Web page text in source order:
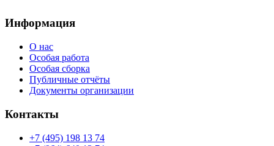
Информация
О нас
Особая работа
Особая сборка
Публичные отчёты
Документы организации
Контакты
+7 (495) 198 13 74